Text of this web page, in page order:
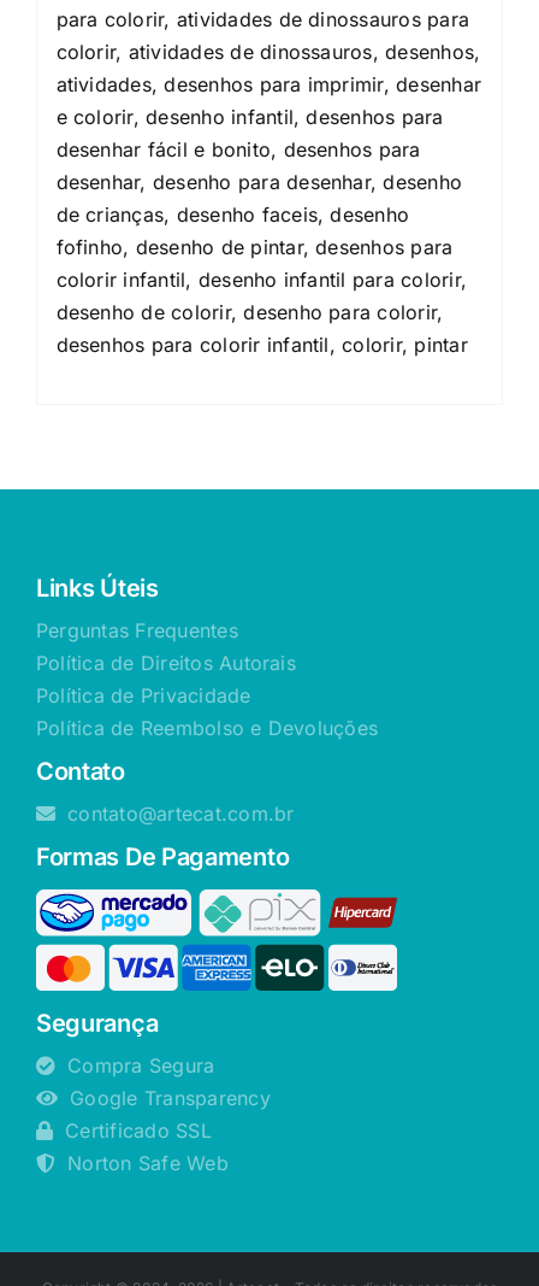
para colorir, atividades de dinossauros para
colorir, atividades de dinossauros, desenhos,
atividades, desenhos para imprimir, desenhar
e colorir, desenho infantil, desenhos para
desenhar fácil e bonito, desenhos para
desenhar, desenho para desenhar, desenho
de crianças, desenho faceis, desenho
fofinho, desenho de pintar, desenhos para
colorir infantil, desenho infantil para colorir,
desenho de colorir, desenho para colorir,
desenhos para colorir infantil, colorir, pintar
Links Úteis
Perguntas Frequentes
Política de Direitos Autorais
Política de Privacidade
Política de Reembolso e Devoluções
Contato
contato@artecat.com.br
Formas De Pagamento
Segurança
Compra Segura
Google Transparency
Certificado SSL
Norton Safe Web